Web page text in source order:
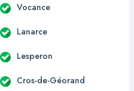
Vocance
Lanarce
Lesperon
Cros-de-Géorand